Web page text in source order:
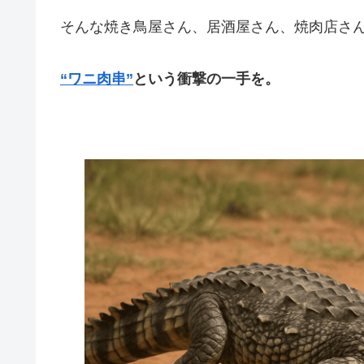
そんな焼き鳥屋さん、居酒屋さん、焼肉店
“ワニ肉串” という衝撃の一手を。